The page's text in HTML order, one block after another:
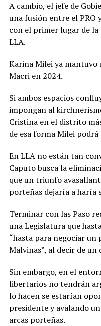
A cambio, el jefe de
una fusión entre el PRO
con el primer lugar de
LLA.
Karina Milei ya mantuvo
Macri en 2024.
Si ambos espacios
impongan al
Cristina en el distrito
de esa forma Milei
En LLA no están tan
Caputo busca la
que un triunfo
porteñas dejaría a haría
Terminar con las Paso
una Legislatura que
“hasta para negociar
Malvinas”, al decir de
Sin embargo, en el
libertarios no tendrán
lo hacen se estarían
presidente y avalando
arcas porteñas.